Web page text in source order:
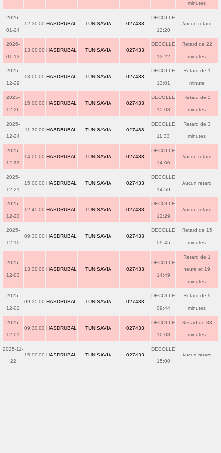
minutes
2026-
01-24
12:30:00 HASDRUBAL TUNISAVIA 027433
DECOLLE
12:20
Aucun retard
2026-
01-13
13:00:00 HASDRUBAL TUNISAVIA 027433
DECOLLE
13:22
Retard de 22
minutes
2025-
12-29
13:00:00 HASDRUBAL TUNISAVIA 027433
DECOLLE
13:01
Retard de 1
minute
2025-
12-26
15:00:00 HASDRUBAL TUNISAVIA 027433
DECOLLE
15:03
Retard de 3
minutes
2025-
12-24
11:30:00 HASDRUBAL TUNISAVIA 027433
DECOLLE
11:33
Retard de 3
minutes
2025-
12-22
14:00:00 HASDRUBAL TUNISAVIA 027433
DECOLLE
14:00
Aucun retard
2025-
12-21
15:00:00 HASDRUBAL TUNISAVIA 027433
DECOLLE
14:59
Aucun retard
2025-
12-20
12:45:00 HASDRUBAL TUNISAVIA 027433
DECOLLE
12:29
Aucun retard
2025-
12-10
09:30:00 HASDRUBAL TUNISAVIA 027433
DECOLLE
09:45
Retard de 15
minutes
2025-
12-03
13:30:00 HASDRUBAL TUNISAVIA 027433
DECOLLE
14:49
Retard de 1
heure et 19
minutes
2025-
12-02
09:35:00 HASDRUBAL TUNISAVIA 027433
DECOLLE
09:44
Retard de 9
minutes
2025-
12-01
09:30:00 HASDRUBAL TUNISAVIA 027433
DECOLLE
10:03
Retard de 33
minutes
2025-11-
22
15:00:00 HASDRUBAL TUNISAVIA 027433
DECOLLE
15:00
Aucun retard